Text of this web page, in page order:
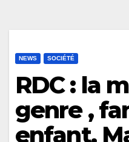
NEWS SOCIÉTÉ
RDC : la
genre ,
enfant,